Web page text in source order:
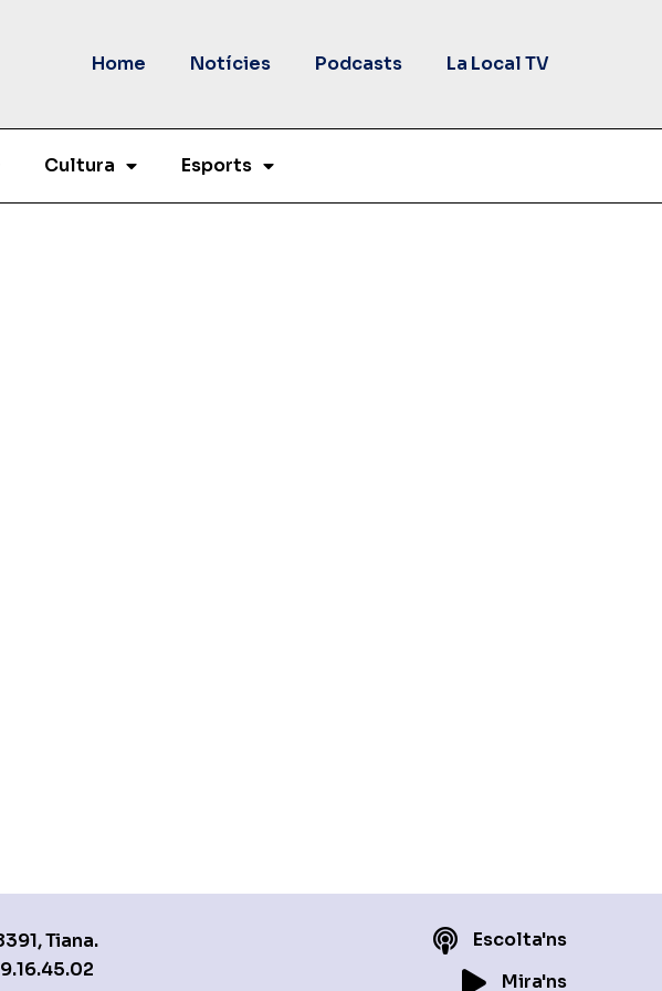
Home Notícies Podcasts La Local TV
Cultura Esports
Tiana.
Escolta'ns
Mira'ns